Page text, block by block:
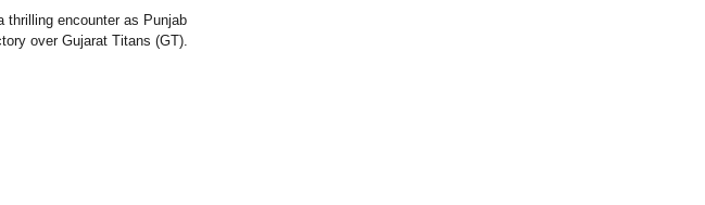
thrilling encounter as Punjab
over Gujarat Titans (GT).